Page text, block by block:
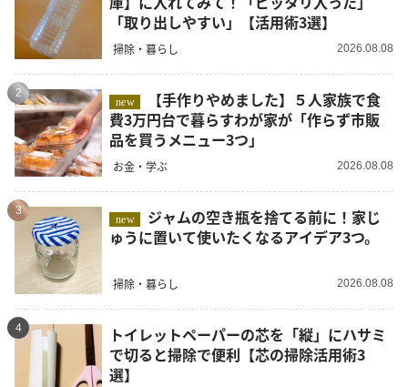
「取り出しやすい」【活用術3選】
掃除・暮らし 2026.08.08
2
new
費3万円台で暮らすわが家が「作らず市販
品を買うメニュー3つ」
お金・学ぶ 2026.08.08
3
new
ゅうに置いて使いたくなるアイデア3つ。
掃除・暮らし 2026.08.08
4
トイレットペーパーの芯を「縦」にハサミ
で切ると掃除で便利【芯の掃除活用術3
選】